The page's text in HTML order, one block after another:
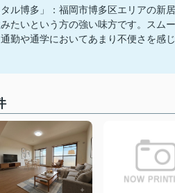
タル博多」：福岡市博多区エリアの
たいという方の強い味方です。スム
勤や通学においてあまり不便さを感